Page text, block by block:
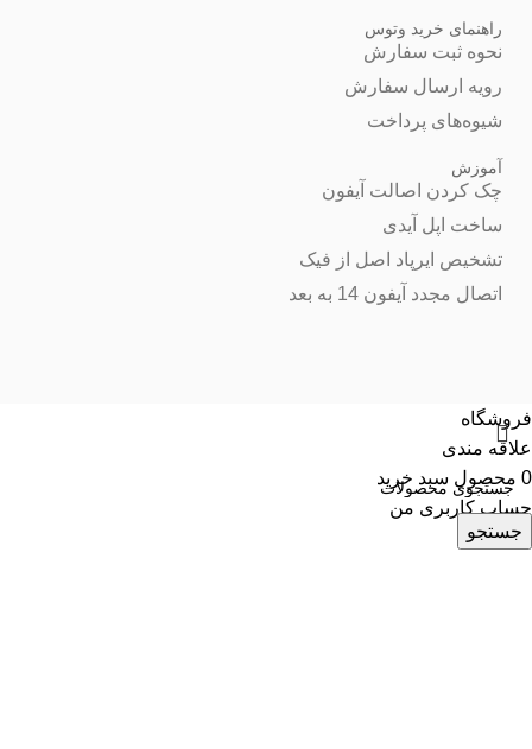
راهنمای خرید وتوس
نحوه ثبت سفارش
رویه ارسال سفارش
شیوه‌های پرداخت
آموزش
چک کردن اصالت آیفون
ساخت اپل آیدی
تشخیص ایرپاد اصل از فیک
اتصال مجدد آیفون 14 به بعد
جستجو
فروشگاه
علاقه مندی
0 محصول سبد خرید
حساب کاربری من